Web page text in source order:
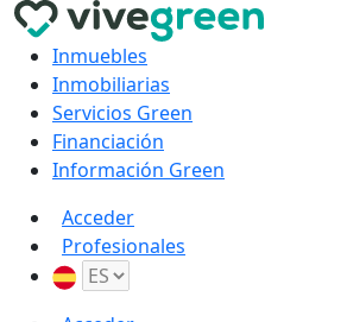
Inmuebles
Inmobiliarias
Servicios Green
Financiación
Información Green
Acceder
Profesionales